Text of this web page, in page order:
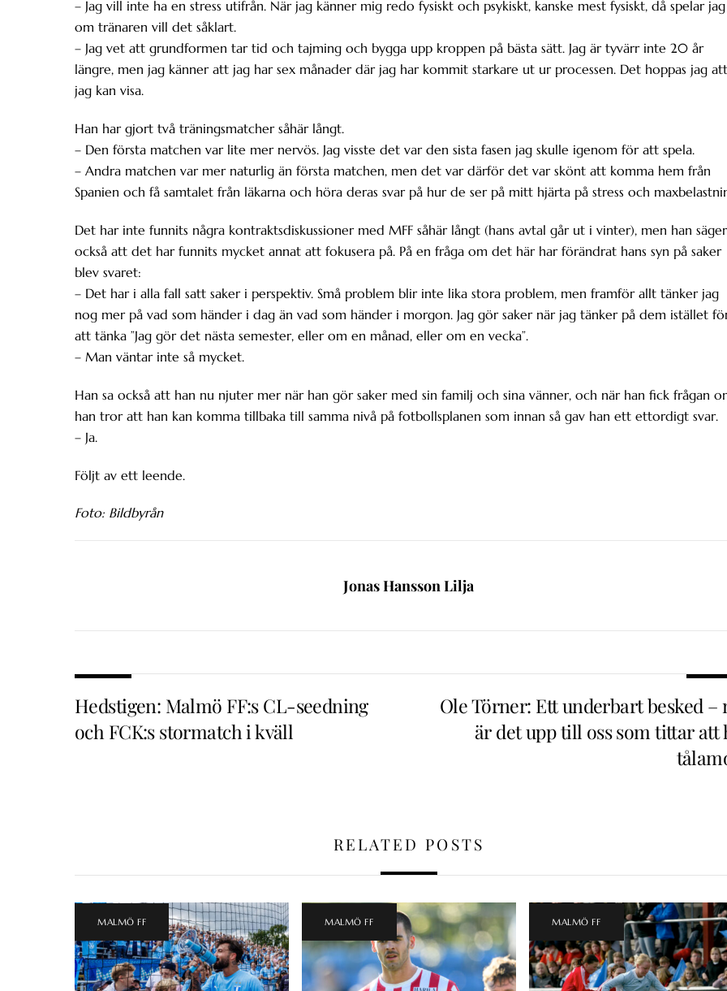
– Jag vill inte ha en stress utifrån. När jag känner mig redo fysiskt och psykiskt, kanske mest fysiskt, då spelar jag
om tränaren vill det såklart.
– Jag vet att grundformen tar tid och tajming och bygga upp kroppen på bästa sätt. Jag är tyvärr inte 20 år
längre, men jag känner att jag har sex månader där jag har kommit starkare ut ur processen. Det hoppas jag att
jag kan visa.
Han har gjort två träningsmatcher såhär långt.
– Den första matchen var lite mer nervös. Jag visste det var den sista fasen jag skulle igenom för att spela.
– Andra matchen var mer naturlig än första matchen, men det var därför det var skönt att komma hem från
Spanien och få samtalet från läkarna och höra deras svar på hur de ser på mitt hjärta på stress och
Det har inte funnits några kontraktsdiskussioner med MFF såhär långt (hans avtal går ut i vinter), men han säger
också att det har funnits mycket annat att fokusera på. På en fråga om det här har förändrat hans syn på saker
blev svaret:
– Det har i alla fall satt saker i perspektiv. Små problem blir inte lika stora problem, men framför allt tänker jag
nog mer på vad som händer i dag än vad som händer i morgon. Jag gör saker när jag tänker på dem istället
att tänka ”Jag gör det nästa semester, eller om en månad, eller om en vecka”.
– Man väntar inte så mycket.
Han sa också att han nu njuter mer när han gör saker med sin familj och sina vänner, och när han fick frågan
han tror att han kan komma tillbaka till samma nivå på fotbollsplanen som innan så gav han ett ettordigt svar.
– Ja.
Följt av ett leende.
Foto: Bildbyrån
Jonas Hansson Lilja
Hedstigen: Malmö FF:s CL-seedning
och FCK:s stormatch i kväll
Ole Törner: Ett underbart besked –
är det upp till oss som tittar att
RELATED POSTS
MALMÖ FF MALMÖ FF MALMÖ FF